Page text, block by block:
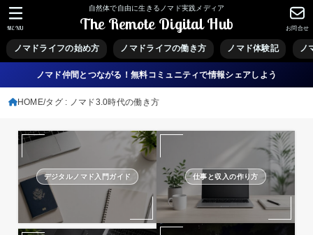
自然体で自由に生きるノマド実践メディア
The Remote Digital Hub
ノマドライフの始め方 ノマドライフの働き方 ノマド体験記 ノ
お問合せ
MENU
ノマド仲間とつながる！無料コミュニティで情報シェアしよう
HOME タグ : ノマド3.0時代の働き方
デジタルノマド入門ガイド 仕事と収入の作り方